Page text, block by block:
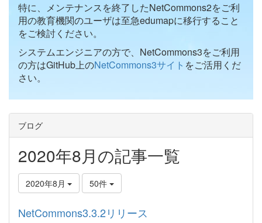
特に、メンテナンスを終了したNetCommons2をご利
用の教育機関のユーザは至急edumapに移行すること
をご検討ください。
システムエンジニアの方で、NetCommons3をご利用
の方はGitHub上のNetCommons3サイト をご活用くだ
さい。
ブログ
2020年8月の記事一覧
2020年8月 50件
NetCommons3.3.2リリース